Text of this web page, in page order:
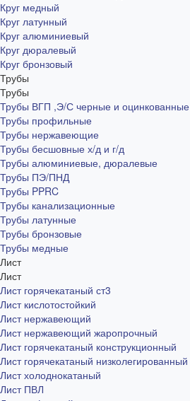
Круг медный
Круг латунный
Круг алюминиевый
Круг дюралевый
Круг бронзовый
Трубы
Трубы
Трубы ВГП ,Э/С черные и оцинкованные
Трубы профильные
Трубы нержавеющие
Трубы бесшовные х/д и г/д
Трубы алюминиевые, дюралевые
Трубы ПЭ/ПНД
Трубы PPRC
Трубы канализационные
Трубы латунные
Трубы бронзовые
Трубы медные
Лист
Лист
Лист горячекатаный ст3
Лист кислотостойкий
Лист нержавеющий
Лист нержавеющий жаропрочный
Лист горячекатаный конструкционный
Лист горячекатаный низколегированный
Лист холоднокатаный
Лист ПВЛ